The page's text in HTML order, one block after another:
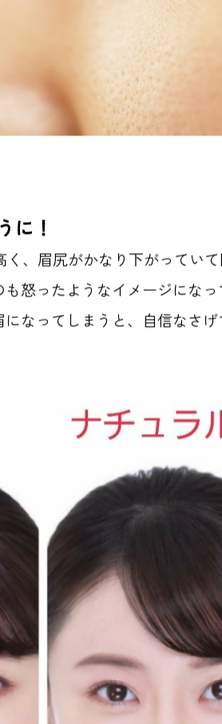
に！
、眉尻がかなり下がってい
怒ったようなイメージにな
なってしまうと、自信なさ